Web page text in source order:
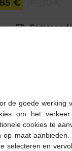
€
Quantité max. = 12
Les jours
ouvrable suivant
de goede werking
om het
cookies te
maat
selecteren en